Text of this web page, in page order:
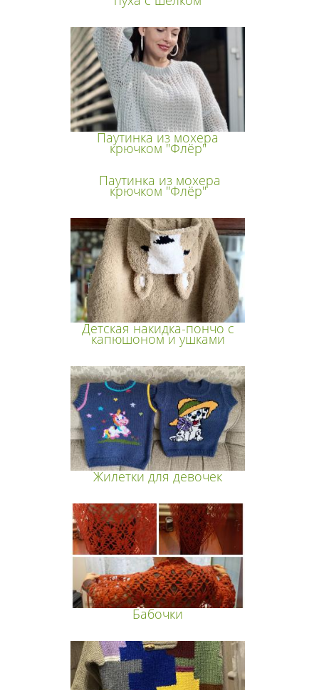
Паутинка из мохера
крючком "Флёр"
Паутинка из мохера
крючком "Флёр"
Детская накидка-пончо с
капюшоном и ушками
Жилетки для девочек
Бабочки